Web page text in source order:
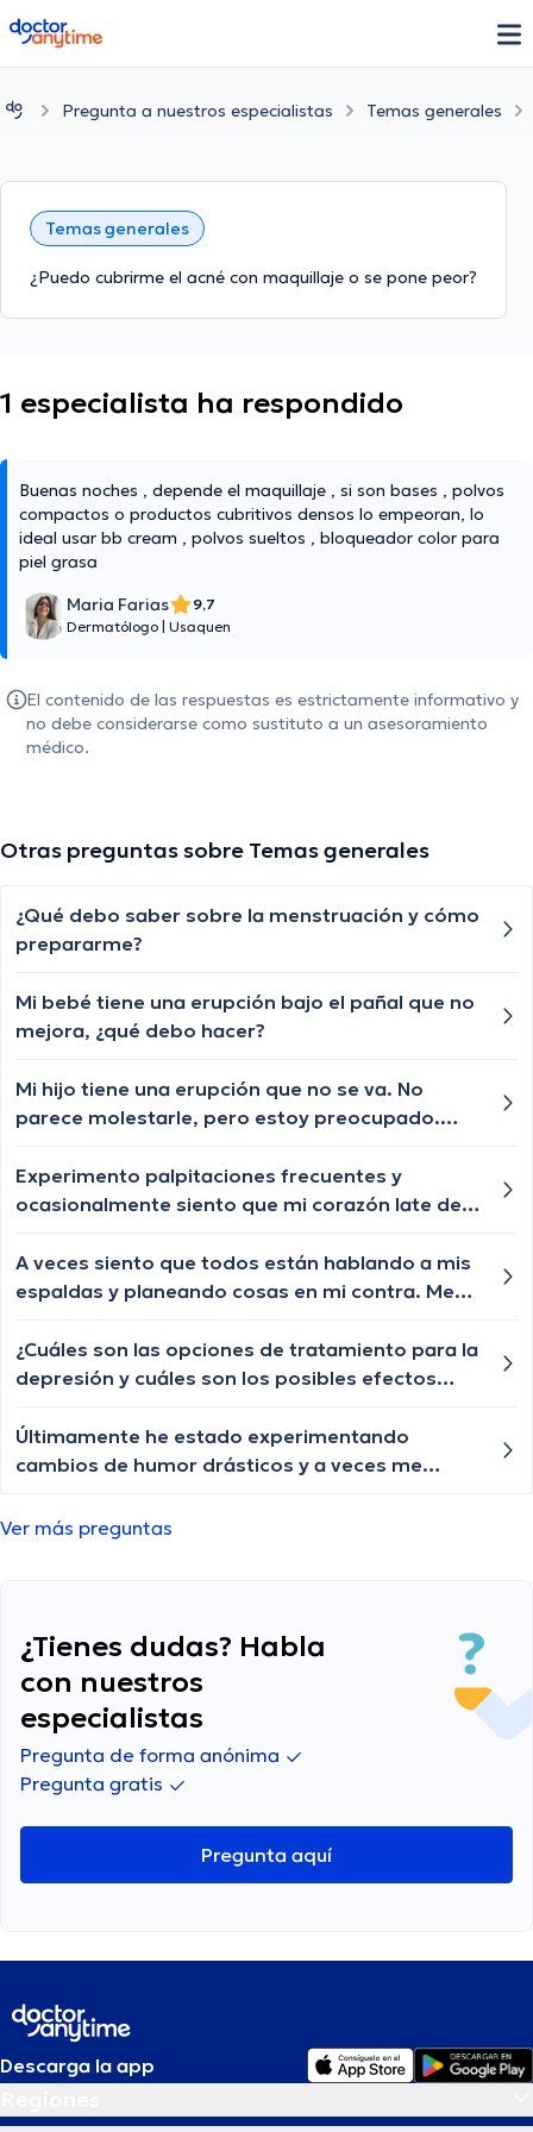
doctoranytime
Pregunta a nuestros especialistas Temas generales
Temas generales
¿Puedo cubrirme el acné con maquillaje o se pone peor?
1 especialista ha respondido
Buenas noches , depende el maquillaje , si son bases , polvos
compactos o productos cubritivos densos lo empeoran, lo
ideal usar bb cream , polvos sueltos , bloqueador color para
piel grasa
Maria Farias
9,7
Dermatólogo Usaquen
El contenido de las respuestas es estrictamente informativo y
no debe considerarse como sustituto a un asesoramiento
médico.
Otras preguntas sobre Temas generales
¿Qué debo saber sobre la menstruación y cómo
prepararme?
Mi bebé tiene una erupción bajo el pañal que no
mejora, ¿qué debo hacer?
Mi hijo tiene una erupción que no se va. No
parece molestarle, pero estoy preocupado.
Experimento palpitaciones frecuentes y
ocasionalmente siento que mi corazón late de
causar palpitaciones y cuándo se considera
necesario realizar pruebas cardíacas más
A veces siento que todos están hablando a mis
espaldas y planeando cosas en mi contra. Me
¿Cómo puedo estar seguro?
¿Cuáles son las opciones de tratamiento para la
depresión y cuáles son los posibles efectos
antidepresivos?
Últimamente he estado experimentando
cambios de humor drásticos y a veces me
esto común en la menopausia? ¿Hay algo que
Ver más preguntas
¿Tienes dudas? Habla
con nuestros
especialistas
Pregunta de forma anónima
Pregunta gratis
Pregunta aquí
Descarga la app